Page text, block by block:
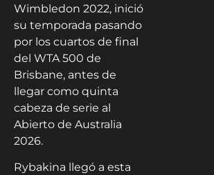
Wimbledon 2022, inició
su temporada pasando
por los cuartos de final
del WTA 500 de
Brisbane, antes de
llegar como quinta
cabeza de serie al
Abierto de Australia
2026.
Rybakina llegó a esta